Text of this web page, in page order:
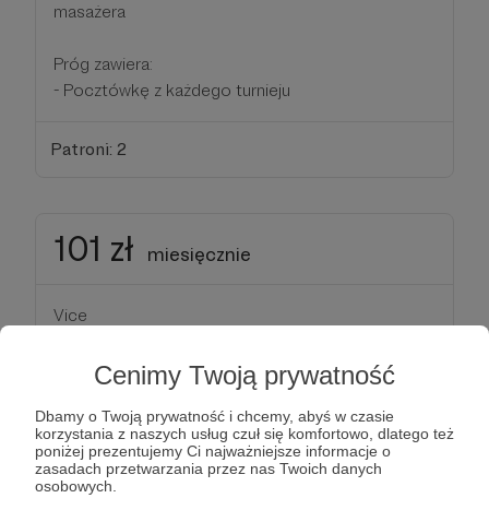
Cenimy Twoją prywatność
Dbamy o Twoją prywatność i chcemy, abyś w czasie
korzystania z naszych usług czuł się komfortowo, dlatego też
poniżej prezentujemy Ci najważniejsze informacje o
zasadach przetwarzania przez nas Twoich danych
osobowych.
masażera
Próg zawiera:
- Pocztówkę z każdego turnieju
Patroni: 2
101 zł miesięcznie
Vice
przeznaczy pewnie na swoje ulubione Iso o smaku
Próg zawiera:
- Pocztówkę z każdego turnieju
- Dostęp do archiwum z naszymi meczami